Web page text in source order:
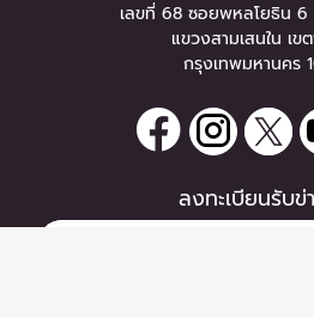
เลขที่ 68 ซอยพหลโยธิน
แขวงสามเสนใน เ
กรุงเทพมหานคร
ลงทะเบียนรับข่